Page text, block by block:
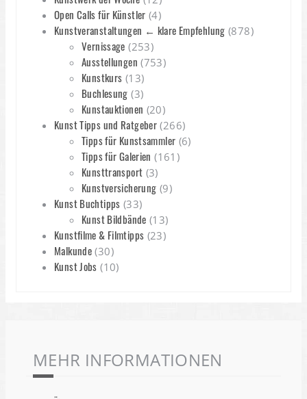
Open Calls für Künstler (4)
Kunstveranstaltungen ← klare Empfehlung (878)
Vernissage (253)
Ausstellungen (753)
Kunstkurs (13)
Buchlesung (3)
Kunstauktionen (20)
Kunst Tipps und Ratgeber (266)
Tipps für Kunstsammler (6)
Tipps für Galerien (161)
Kunsttransport (3)
Kunstversicherung (9)
Kunst Buchtipps (33)
Kunst Bildbände (13)
Kunstfilme & Filmtipps (23)
Malkunde (30)
Kunst Jobs (10)
MEHR INFORMATIONEN